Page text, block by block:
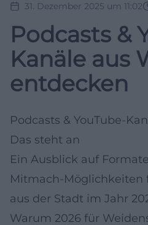
31. Dezember 2025 um 11:02
Podcasts &
Kanäle aus
entdecken
Podcasts & YouTube-
Das steht an
Ein Ausblick auf
Mitmach-Möglichkeiten
aus der Stadt im Jahr
Warum 2026 für